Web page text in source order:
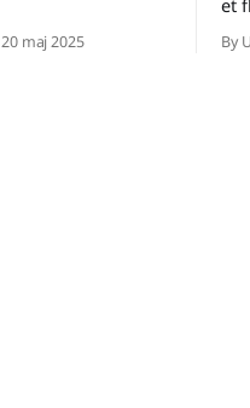
20 maj 2025
et
By